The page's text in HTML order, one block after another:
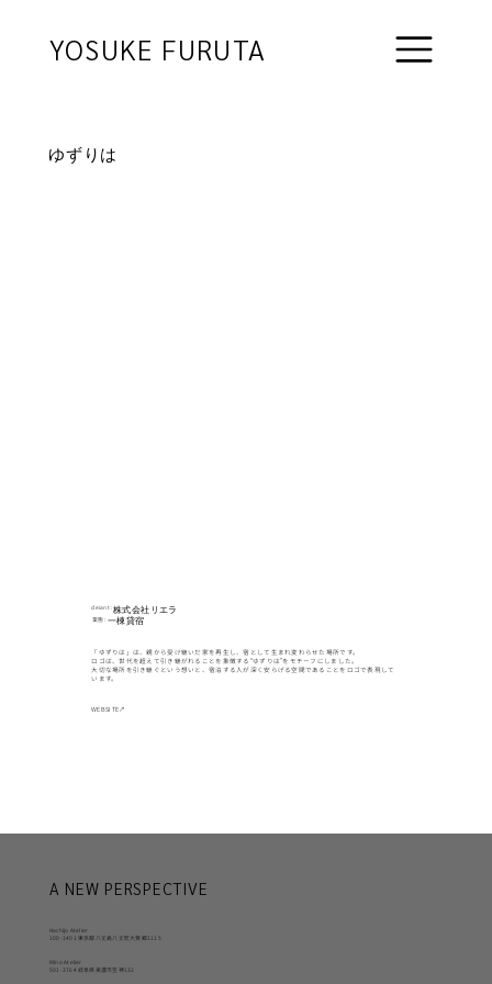
YOSUKE FURUTA
cleiant :株式会社リエラ
業態 : 一棟貸宿
「ゆずりは」は、親から受け継いだ家を再生し、宿として生まれ変わらせた場所です。
ロゴは、世代を超えて引き継がれることを象徴する“ゆずりは”をモチーフにしました。
大切な場所を引き継ぐという想いと、宿泊する人が深く安らげる空間であることをロゴで表現して
います。
WEBSITE↗
ゆずりは
A NEW PERSPECTIVE
Hachijo Atelier
100-1401 東京都八丈島八丈町大賀郷1115
Mino Atelier
501-3764 岐阜県美濃市笠神132